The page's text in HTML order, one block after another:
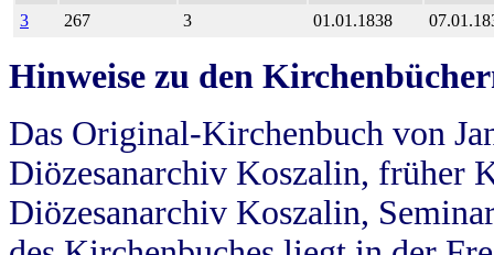
3
267 3 01.01.1838
Hinweise zu den
Das Original-Kirchenbuch von
Diözesanarchiv Koszalin, früher
Diözesanarchiv Koszalin,